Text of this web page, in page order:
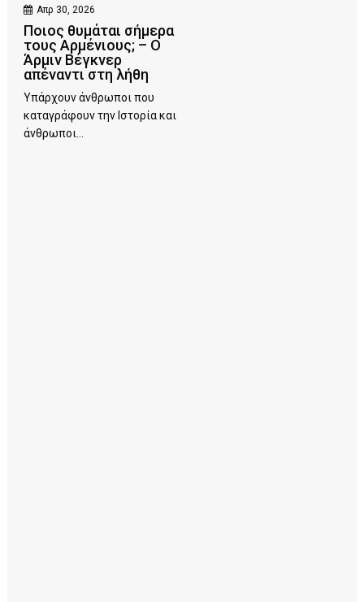
Απρ 30, 2026
Ποιος θυμάται σήμερα
τους Αρμένιους; – Ο
Άρμιν Βέγκνερ
απέναντι στη λήθη
Υπάρχουν άνθρωποι που
καταγράφουν την Ιστορία και
άνθρωποι...